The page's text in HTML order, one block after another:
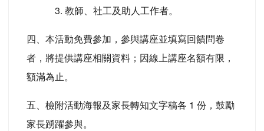
3. 教師、社工及助人工作者。
四、本活動免費參加，參與講座並填寫回饋問卷
者，將提供講座相關資料；因線上講座名額有限，
額滿為止。
五、檢附活動海報及家長轉知文字稿各 1 份，鼓勵
家長踴躍參與。